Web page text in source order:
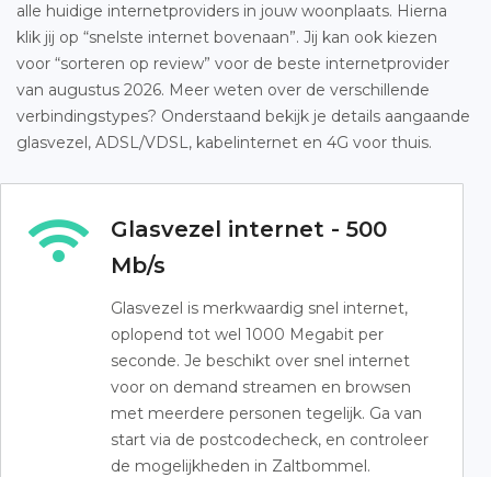
alle huidige internetproviders in jouw woonplaats. Hierna
klik jij op “snelste internet bovenaan”. Jij kan ook kiezen
voor “sorteren op review” voor de beste internetprovider
van augustus 2026. Meer weten over de verschillende
verbindingstypes? Onderstaand bekijk je details aangaande
glasvezel, ADSL/VDSL, kabelinternet en 4G voor thuis.
Glasvezel internet - 500
Mb/s
Glasvezel is merkwaardig snel internet,
oplopend tot wel 1000 Megabit per
seconde. Je beschikt over snel internet
voor on demand streamen en browsen
met meerdere personen tegelijk. Ga van
start via de postcodecheck, en controleer
de mogelijkheden in Zaltbommel.